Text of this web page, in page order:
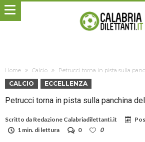
Home Calcio Petrucci torna in pista sulla
CALCIO ECCELLENZA
Petrucci torna in pista sulla panchina
Scritto da Redazione Calabriadilettanti.it
1 min. di lettura
0 0